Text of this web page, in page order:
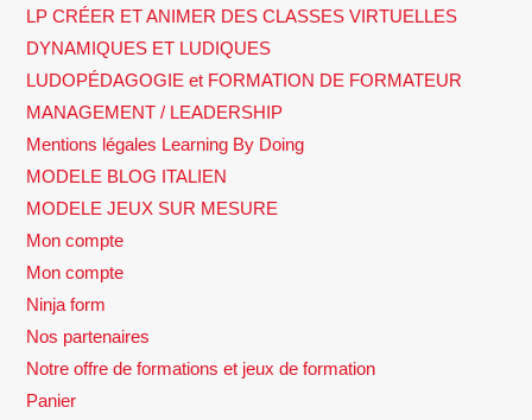
LP CRÉER ET ANIMER DES CLASSES VIRTUELLES
DYNAMIQUES ET LUDIQUES
LUDOPÉDAGOGIE et FORMATION DE FORMATEUR
MANAGEMENT / LEADERSHIP
Mentions légales Learning By Doing
MODELE BLOG ITALIEN
MODELE JEUX SUR MESURE
Mon compte
Mon compte
Ninja form
Nos partenaires
Notre offre de formations et jeux de formation
Panier